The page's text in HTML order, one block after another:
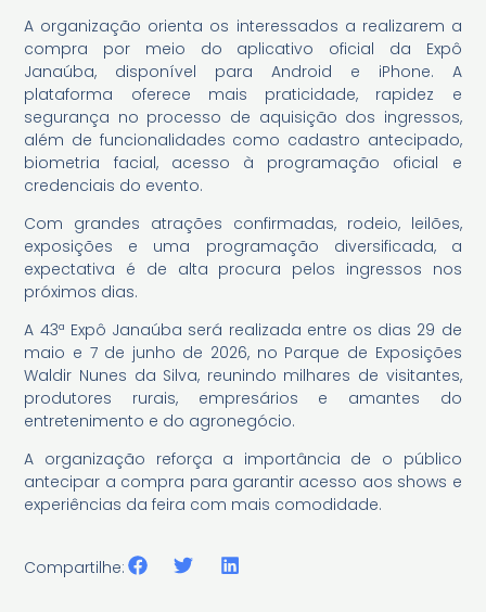
A organização orienta os interessados a realizarem a
compra por meio do aplicativo oficial da Expô
Janaúba, disponível para Android e iPhone. A
plataforma oferece mais praticidade, rapidez e
segurança no processo de aquisição dos ingressos,
além de funcionalidades como cadastro antecipado,
biometria facial, acesso à programação oficial e
credenciais do evento.
Com grandes atrações confirmadas, rodeio, leilões,
exposições e uma programação diversificada, a
expectativa é de alta procura pelos ingressos nos
próximos dias.
A 43ª Expô Janaúba será realizada entre os dias 29 de
maio e 7 de junho de 2026, no Parque de Exposições
Waldir Nunes da Silva, reunindo milhares de visitantes,
produtores rurais, empresários e amantes do
entretenimento e do agronegócio.
A organização reforça a importância de o público
antecipar a compra para garantir acesso aos shows e
experiências da feira com mais comodidade.
Compartilhe: